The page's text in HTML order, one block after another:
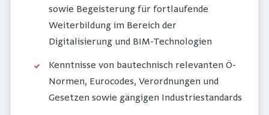
sowie Begeisterung für fortlaufende
Weiterbildung im Bereich der
Digitalisierung und BIM-Technologien
Kenntnisse von bautechnisch relevanten Ö-
Normen, Eurocodes, Verordnungen und
Gesetzen sowie gängigen Industriestandards